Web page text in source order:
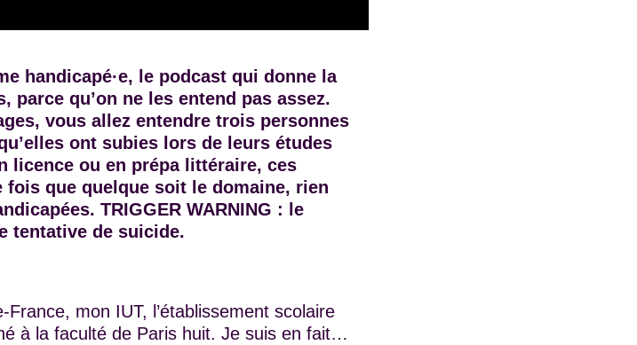
handicapé·e, le podcast qui donne la
parce qu’on ne les entend pas assez.
vous allez entendre trois personnes
ont subies lors de leurs études
licence ou en prépa littéraire, ces
que quelque soit le domaine, rien
TRIGGER WARNING : le
tentative de suicide.
France, mon IUT, l’établissement scolaire
à la faculté de Paris huit. Je suis en fait…